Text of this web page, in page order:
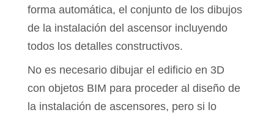
forma automática, el conjunto de los dibujos
de la instalación del ascensor incluyendo
todos los detalles constructivos.
No es necesario dibujar el edificio en 3D
con objetos BIM para proceder al diseño de
la instalación de ascensores, pero si lo